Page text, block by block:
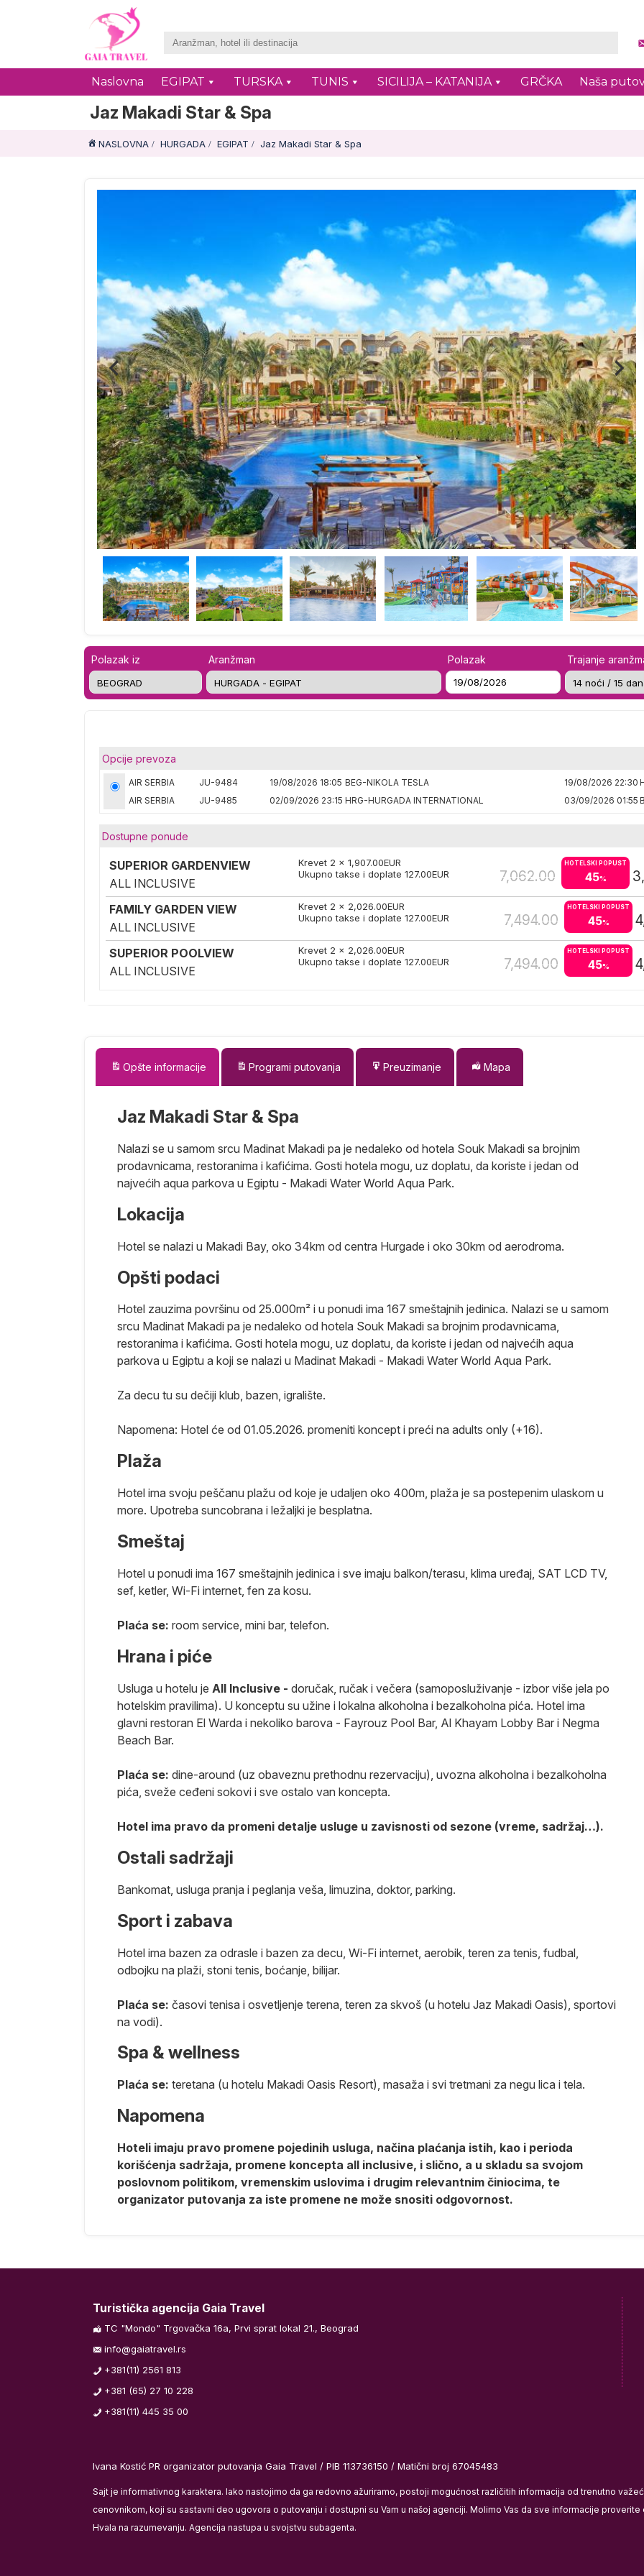
Naslovna EGIPAT TURSKA TUNIS SICILIJA – KATANIJA GRČKA Naša
Jaz Makadi Star & Spa
NASLOVNA HURGADA EGIPAT Jaz Makadi Star & Spa
Polazak iz Aranžman Polazak Trajanje
Opcije prevoza
AIR SERBIA JU-9484 19/08/2026 18:05 BEG-NIKOLA TESLA 19/08/2026 22:30
AIR SERBIA
JU-9485 02/09/2026 23:15 HRG-HURGADA INTERNATIONAL 03/09/2026 01:55
Dostupne ponude
SUPERIOR GARDENVIEW
ALL INCLUSIVE
Krevet 2 x 1,907.00EUR
Ukupno takse i doplate 127.00EUR 7,062.00
HOTELSKI POPUST
45%
FAMILY GARDEN VIEW
ALL INCLUSIVE
Krevet 2 x 2,026.00EUR
Ukupno takse i doplate 127.00EUR 7,494.00
HOTELSKI POPUST
45%
SUPERIOR POOLVIEW
ALL INCLUSIVE
Krevet 2 x 2,026.00EUR
Ukupno takse i doplate 127.00EUR 7,494.00
HOTELSKI POPUST
45%
Opšte informacije Programi putovanja Preuzimanje Mapa
Jaz Makadi Star & Spa
Nalazi se u samom srcu Madinat Makadi pa je nedaleko od hotela Souk Makadi sa brojnim
prodavnicama, restoranima i kafićima. Gosti hotela mogu, uz doplatu, da koriste i jedan od
najvećih aqua parkova u Egiptu - Makadi Water World Aqua Park.
Lokacija
Hotel se nalazi u Makadi Bay, oko 34km od centra Hurgade i oko 30km od aerodroma.
Opšti podaci
Hotel zauzima površinu od 25.000m² i u ponudi ima 167 smeštajnih jedinica. Nalazi se u samom
srcu Madinat Makadi pa je nedaleko od hotela Souk Makadi sa brojnim prodavnicama,
restoranima i kafićima. Gosti hotela mogu, uz doplatu, da koriste i jedan od najvećih aqua
parkova u Egiptu a koji se nalazi u Madinat Makadi - Makadi Water World Aqua Park.
Za decu tu su dečiji klub, bazen, igralište.
Napomena: Hotel će od 01.05.2026. promeniti koncept i preći na adults only (+16).
Plaža
Hotel ima svoju peščanu plažu od koje je udaljen oko 400m, plaža je sa postepenim ulaskom u
more. Upotreba suncobrana i ležaljki je besplatna.
Smeštaj
Hotel u ponudi ima 167 smeštajnih jedinica i sve imaju balkon/terasu, klima uređaj, SAT LCD TV,
sef, ketler, Wi-Fi internet, fen za kosu.
Plaća se: room service, mini bar, telefon.
Hrana i piće
Usluga u hotelu je All Inclusive - doručak, ručak i večera (samoposluživanje - izbor više jela po
hotelskim pravilima). U konceptu su užine i lokalna alkoholna i bezalkoholna pića. Hotel ima
glavni restoran El Warda i nekoliko barova - Fayrouz Pool Bar, Al Khayam Lobby Bar i Negma
Beach Bar.
Plaća se: dine-around (uz obaveznu prethodnu rezervaciju), uvozna alkoholna i bezalkoholna
pića, sveže ceđeni sokovi i sve ostalo van koncepta.
Hotel ima pravo da promeni detalje usluge u zavisnosti od sezone (vreme, sadržaj…).
Ostali sadržaji
Bankomat, usluga pranja i peglanja veša, limuzina, doktor, parking.
Sport i zabava
Hotel ima bazen za odrasle i bazen za decu, Wi-Fi internet, aerobik, teren za tenis, fudbal,
odbojku na plaži, stoni tenis, boćanje, bilijar.
Plaća se: časovi tenisa i osvetljenje terena, teren za skvoš (u hotelu Jaz Makadi Oasis), sportovi
na vodi).
Spa & wellness
Plaća se: teretana (u hotelu Makadi Oasis Resort), masaža i svi tretmani za negu lica i tela.
Napomena
Hoteli imaju pravo promene pojedinih usluga, načina plaćanja istih, kao i perioda
korišćenja sadržaja, promene koncepta all inclusive, i slično, a u skladu sa svojom
poslovnom politikom, vremenskim uslovima i drugim relevantnim činiocima, te
organizator putovanja za iste promene ne može snositi odgovornost.
Turistička agencija Gaia Travel
TC "Mondo" Trgovačka 16a, Prvi sprat lokal 21., Beograd
info@gaiatravel.rs
+381(11) 2561 813
+381 (65) 27 10 228
+381(11) 445 35 00
Ivana Kostić PR organizator putovanja Gaia Travel / PIB 113736150 / Matični broj 67045483
Sajt je informativnog karaktera. Iako nastojimo da ga redovno ažuriramo, postoji mogućnost različitih informacija od trenutno
cenovnikom, koji su sastavni deo ugovora o putovanju i dostupni su Vam u našoj agenciji. Molimo Vas da sve informacije
Hvala na razumevanju. Agencija nastupa u svojstvu subagenta.